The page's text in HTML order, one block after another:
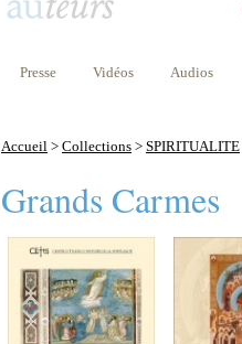
Presse Vidéos Audios
Accueil > Collections > SPIRITUALITE
Grands Carmes